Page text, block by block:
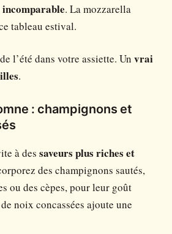
. La mozzarella
tableau estival.
l’été dans votre assiette. Un vrai
.
: champignons et
à des saveurs plus riches et
des champignons sautés,
ou des cèpes, pour leur goût
noix concassées ajoute une